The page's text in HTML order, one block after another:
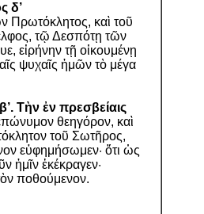
δ’
καὶ τοῦ
τῷ Δεσπότῃ τῶν
εἰρήνην τῇ οἰκουμένῃ
ψυχαῖς ἡμῶν τὸ μέγα
Τὴν ἐν πρεσβείαις
θεηγόρον, καὶ
τοῦ Σωτῆρος,
εὐφημήσωμεν· ὅτι ὡς
ἡμῖν ἐκέκραγεν·
ποθούμενον.